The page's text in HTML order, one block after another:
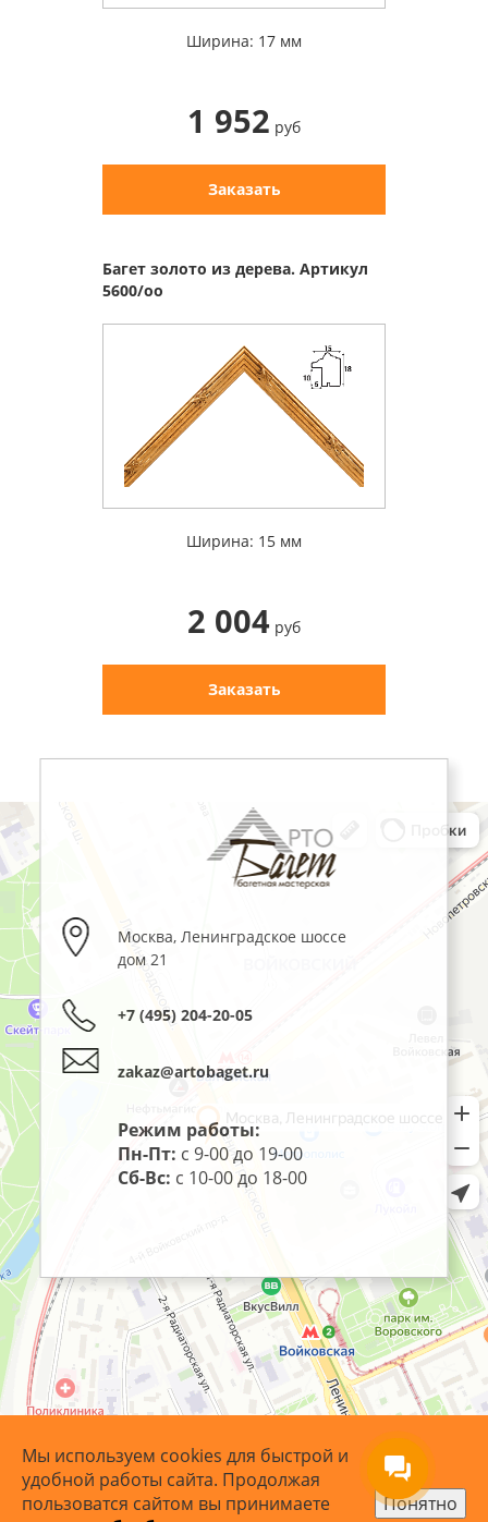
Ширина: 17 мм
1 952 руб
Заказать
Багет золото из дерева. Артикул
5600/oo
Ширина: 15 мм
2 004 руб
Заказать
Москва,Ленинградское шоссе
дом 21
+7 (495) 204-20-05
zakaz@artobaget.ru
Режим работы:
Пн-Пт: с 9-00 до 19-00
Сб-Вс: с 10-00 до 18-00
Мы используем cookies для быстрой и
удобной работы сайта. Продолжая
пользоватся сайтом вы принимаете
Понятно